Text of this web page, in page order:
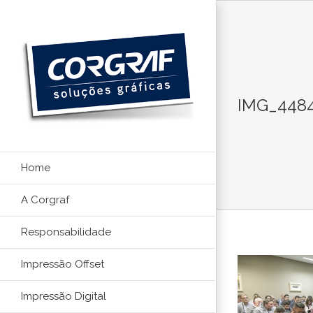
conteúdo
Home
A Corgraf
Responsabilidade
Impressão Offset
Impressão Digital